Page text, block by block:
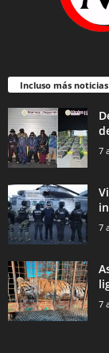
Incluso más noticias
7
7
7